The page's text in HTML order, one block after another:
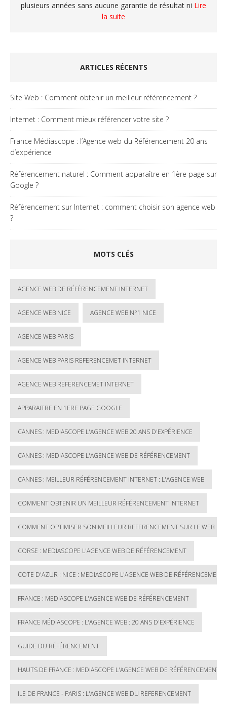
plusieurs années sans aucune garantie de résultat ni Lire
la suite
ARTICLES RÉCENTS
Site Web : Comment obtenir un meilleur référencement ?
Internet : Comment mieux référencer votre site ?
France Médiascope : l’Agence web du Référencement 20 ans
d’expérience
Référencement naturel : Comment apparaître en 1ère page sur
Google ?
Référencement sur Internet : comment choisir son agence web
?
MOTS CLÉS
AGENCE WEB DE RÉFÉRENCEMENT INTERNET
AGENCE WEB NICE AGENCE WEB N°1 NICE
AGENCE WEB PARIS
AGENCE WEB PARIS REFERENCEMET INTERNET
AGENCE WEB REFERENCEMET INTERNET
APPARAITRE EN 1ERE PAGE GOOGLE
CANNES : MEDIASCOPE L'AGENCE WEB 20 ANS D'EXPÉRIENCE
CANNES : MEDIASCOPE L'AGENCE WEB DE RÉFÉRENCEMENT
CANNES : MEILLEUR RÉFÉRENCEMENT INTERNET : L'AGENCE WEB
COMMENT OBTENIR UN MEILLEUR RÉFÉRENCEMENT INTERNET
COMMENT OPTIMISER SON MEILLEUR REFERENCEMENT SUR LE WEB
CORSE : MEDIASCOPE L'AGENCE WEB DE RÉFÉRENCEMENT
COTE D'AZUR : NICE : MEDIASCOPE L'AGENCE WEB DE RÉFÉRENCEMENT
FRANCE : MEDIASCOPE L'AGENCE WEB DE RÉFÉRENCEMENT
FRANCE MÉDIASCOPE : L'AGENCE WEB : 20 ANS D'EXPÉRIENCE
GUIDE DU RÉFÉRENCEMENT
HAUTS DE FRANCE : MEDIASCOPE L'AGENCE WEB DE RÉFÉRENCEMENT
ILE DE FRANCE - PARIS : L'AGENCE WEB DU REFERENCEMENT